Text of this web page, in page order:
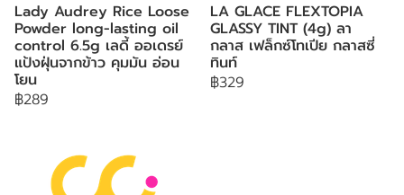
Lady Audrey Rice Loose
Powder long-lasting oil
control 6.5g เลดี้ ออเดรย์
แป้งฝุ่นจากข้าว คุมมัน อ่อน
โยน
฿289
LA GLACE FLEXTOPIA
GLASSY TINT (4g) ลา
กลาส เฟล็กซ์โทเปีย กลาสซี่
ทินท์
฿329